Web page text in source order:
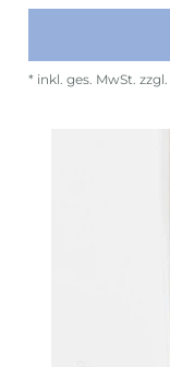
* inkl. ges. MwSt. zzgl.